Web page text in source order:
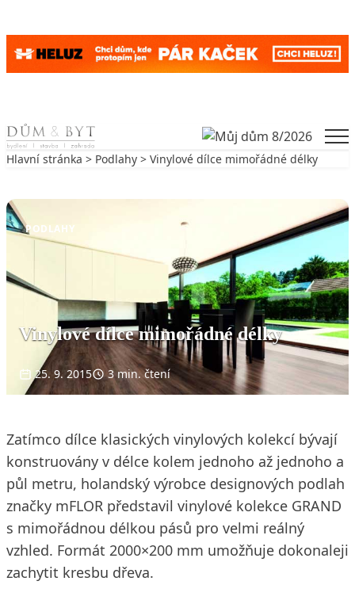
Skip to content
Hlavní stránka > Podlahy > Vinylové dílce mimořádné délky
PODLAHY
Vinylové dílce mimořádné délky
25. 9. 2015 3 min. čtení
Zatímco dílce klasických vinylových kolekcí bývají
konstruovány v délce kolem jednoho až jednoho a
půl metru, holandský výrobce designových podlah
značky mFLOR představil vinylové kolekce GRAND
s mimořádnou délkou pásů pro velmi reálný
vzhled. Formát 2000×200 mm umožňuje dokonaleji
zachytit kresbu dřeva.